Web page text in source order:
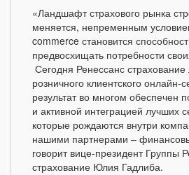
«Ландшафт страхового рынка
меняется, непременным
commerce становится
предвосхищать потребности
Сегодня Ренессанс страхование
розничного клиентского онлайн-
результат во многом обеспечен
и активной интеграцией лучших
которые рождаются внутри
нашими партнерами –
говорит вице-президент Группы
страхование Юлия Гадлиба.